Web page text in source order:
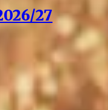
27